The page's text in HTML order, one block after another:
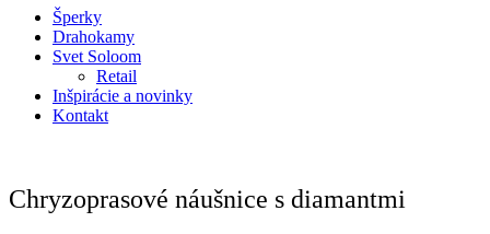
Šperky
Drahokamy
Svet Soloom
Retail
Inšpirácie a novinky
Kontakt
Chryzoprasové náušnice s diamantmi